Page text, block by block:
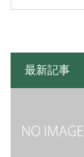
最新記事